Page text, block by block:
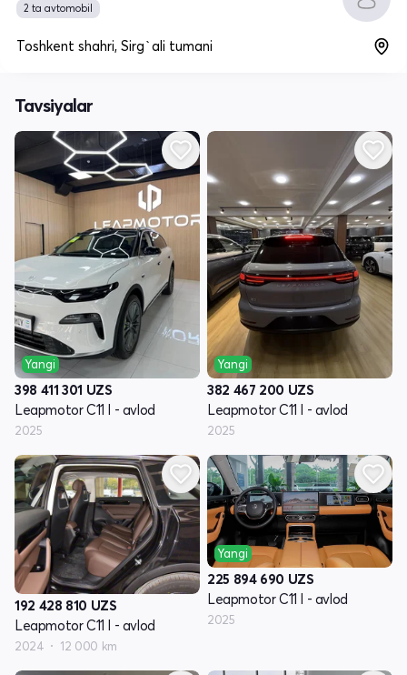
2 ta avtomobil
Toshkent shahri, Sirg`ali tumani
Tavsiyalar
Yangi
398 411 301 UZS
Leapmotor C11 I - avlod
2025
Yangi
382 467 200 UZS
Leapmotor C11 I - avlod
2025
192 428 810 UZS
Leapmotor C11 I - avlod
2024 12 000 km
Yangi
225 894 690 UZS
Leapmotor C11 I - avlod
2025